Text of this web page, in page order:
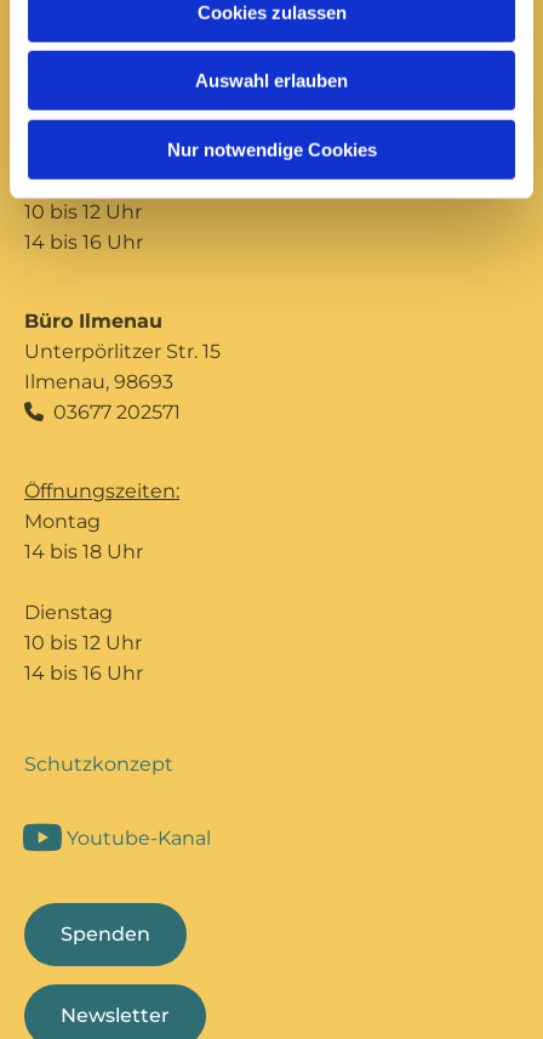
Cookies zulassen
Auswahl erlauben
Nur notwendige Cookies
Mittwoch
14 bis 16 Uhr
Donnerstag
10 bis 12 Uhr
14 bis 16 Uhr
Büro Ilmenau
Unterpörlitzer Str. 15
Ilmenau, 98693
 03677 202571
Öffnungszeiten:
Montag
14 bis 18 Uhr
Dienstag
10 bis 12 Uhr
14 bis 16 Uhr
Schutzkonzept
Youtube-Kanal
Spenden
Newsletter